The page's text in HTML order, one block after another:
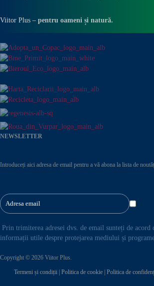
Viitor Plus – pentru oameni și natură.
NEWSLETTER
Introduceți aici adresa de email pentru a vă abona la lista de
Prin trimiterea adresei dvs. de email sunteți de acord
informații utile despre protejarea mediului și
Copyright © 2026 Viitor Plus.
Termeni și condiții Politica de cookie Politica de